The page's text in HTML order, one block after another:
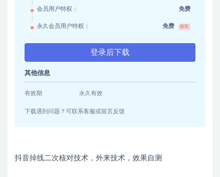
会员用户特权： 免费
永久会员用户特权： 免费 推荐
登录后下载
其他信息
有效期 永久有效
下载遇到问题？可联系客服或留言反馈
抖音掉线二次核对技术，外来技术，效果自测